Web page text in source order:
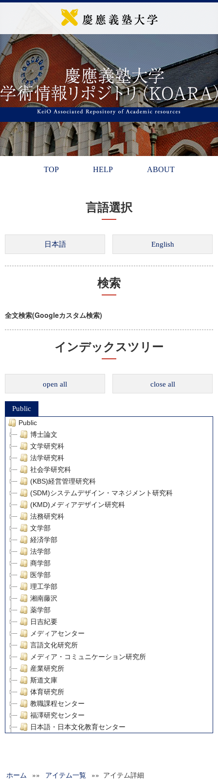
TOP HELP ABOUT
言語選択
検索
全文検索(Googleカスタム検索)
インデックスツリー
open all close all
Public
Public
博士論文
文学研究科
法学研究科
社会学研究科
(KBS)経営管理研究科
(SDM)システムデザイン・マネジメント研究科
(KMD)メディアデザイン研究科
法務研究科
文学部
経済学部
法学部
商学部
医学部
理工学部
湘南藤沢
薬学部
日吉紀要
メディアセンター
言語文化研究所
メディア・コミュニケーション研究所
産業研究所
斯道文庫
体育研究所
教職課程センター
福澤研究センター
日本語・日本文化教育センター
グローバルリサーチインスティテュート
ホーム »» アイテム一覧 »» アイテム詳細